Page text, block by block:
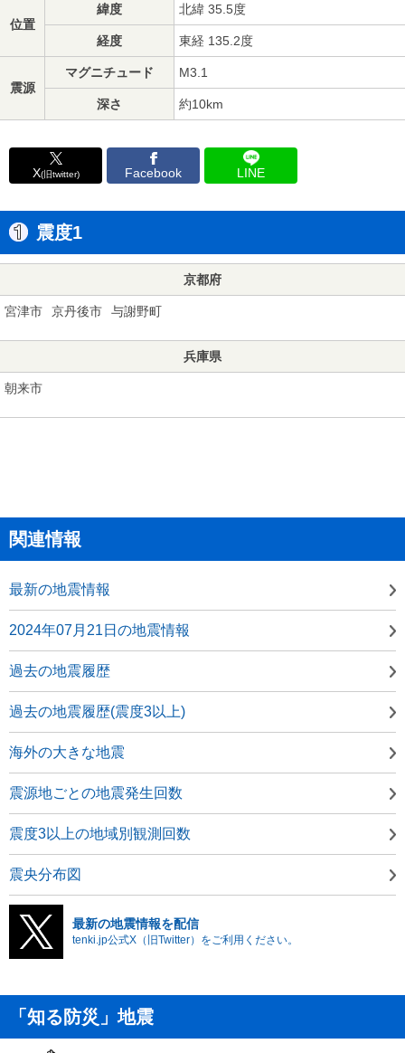
位置
緯度 北緯 35.5度
経度 東経 135.2度
震源
マグニチュード M3.1
深さ 約10km
X(旧twitter) Facebook LINE
震度1
京都府
宮津市 京丹後市 与謝野町
兵庫県
朝来市
関連情報
最新の地震情報
2024年07月21日の地震情報
過去の地震履歴
過去の地震履歴(震度3以上)
海外の大きな地震
震源地ごとの地震発生回数
震度3以上の地域別観測回数
震央分布図
最新の地震情報を配信
tenki.jp公式X（旧Twitter）をご利用ください。
「知る防災」地震